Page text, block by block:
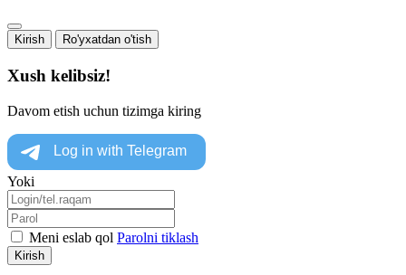
Kirish Ro'yxatdan o'tish
Xush kelibsiz!
Davom etish uchun tizimga kiring
Yoki
Meni eslab qol Parolni tiklash
Kirish